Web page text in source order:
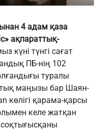
4 адам қаза
ақпараттық-
күні түнгі сағат
ПБ-нің 102
туралы
маңызы бар Шаян-
көлігі қарама-қарсы
келе жатқан
соқтығысқаны